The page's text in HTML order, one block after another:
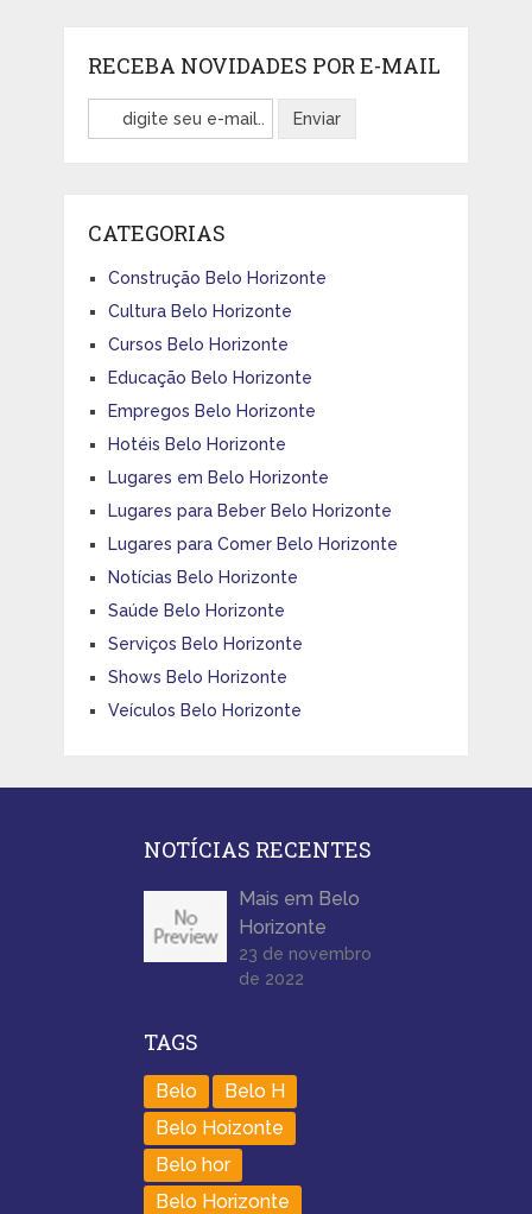
RECEBA NOVIDADES POR E-MAIL
CATEGORIAS
Construção Belo Horizonte
Cultura Belo Horizonte
Cursos Belo Horizonte
Educação Belo Horizonte
Empregos Belo Horizonte
Hotéis Belo Horizonte
Lugares em Belo Horizonte
Lugares para Beber Belo Horizonte
Lugares para Comer Belo Horizonte
Notícias Belo Horizonte
Saúde Belo Horizonte
Serviços Belo Horizonte
Shows Belo Horizonte
Veículos Belo Horizonte
NOTÍCIAS RECENTES
Mais em Belo
Horizonte
23 de novembro
de 2022
TAGS
Belo
Belo H
Belo Hoizonte
Belo hor
Belo Horizonte